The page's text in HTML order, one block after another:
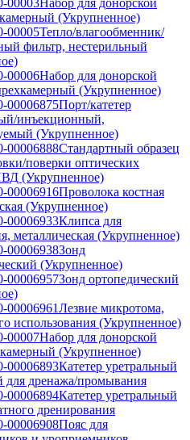
00003Набор для донорской
(Укрупненное)
00005Тепло/влагообменник/
фильтр, нестерильный
00006Набор для донорской
(Укрупненное)
00006875Порт/катетер
инъекционный,
(Укрупненное)
00006888Стандартный образец
поверки оптических
(Укрупненное)
00006916Проволока костная
(Укрупненное)
00006933Клипса для
металлическая (Укрупненное)
00006938Зонд
(Укрупненное)
00006957Зонд ортопедический
00006961Лезвие микротома,
использования (Укрупненное)
00007Набор для донорской
(Укрупненное)
00006893Катетер уретральный
для дренажа/промывания
00006894Катетер уретральный
дренирования
00006908Пояс для